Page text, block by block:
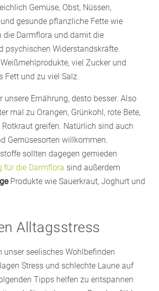
Gemüse, Obst, Nüssen,
gesunde pflanzliche Fette wie
die Darmflora und damit die
psychischen Widerstandskräfte.
viel Zucker und
Fett und zu viel Salz.
unsere Ernährung, desto besser. Also
mal zu Orangen, Grünkohl, rote Bete,
Rotkraut greifen. Natürlich sind auch
Gemüsesorten willkommen.
sollten dagegen gemieden
für die Darmflora sind außerdem
Produkte wie Sauerkraut, Joghurt und
Alltagsstress
unser seelisches Wohlbefinden
Stress und schlechte Laune auf
Tipps helfen zu entspannen